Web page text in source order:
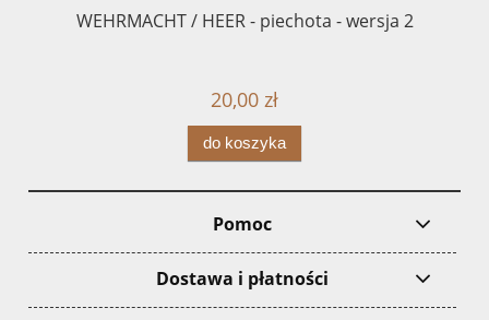
WEHRMACHT / HEER - piechota - wersja 2
20,00 zł
do koszyka
Pomoc
Dostawa i płatności